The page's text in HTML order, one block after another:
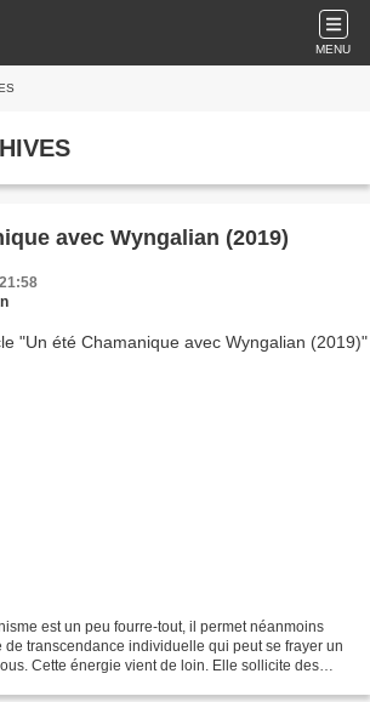
MENU
avec Wyngalian (2019)
est un peu fourre-tout, il permet néanmoins
de transcendance individuelle qui peut se frayer un
Cette énergie vient de loin. Elle sollicite des